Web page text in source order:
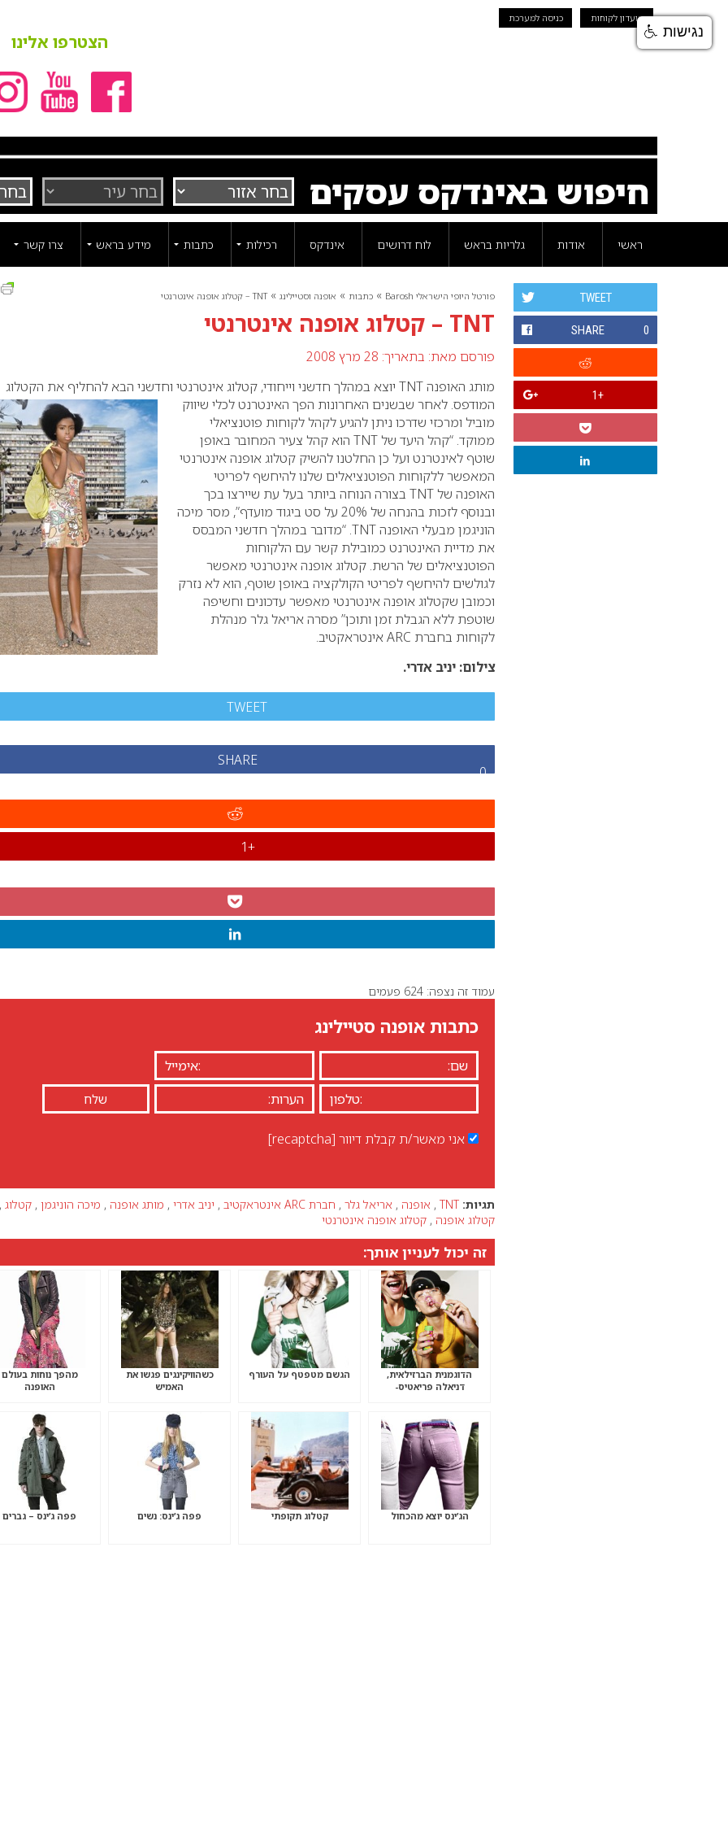
מועדון לקוחות כניסה למערכת
הצטרפו אלינו
חיפוש באינדקס עסקים
ראשי אודות גלריות בראש לוח דרושים אינדקס רכילות כתבות מידע בראש צרו קשר
פורטל היופי הישראלי Barosh » כתבות » אופנה וסטיילינג »TNT – קטלוג אופנה אינטרנטי
TNT – קטלוג אופנה אינטרנטי
פורסם מאת: בתאריך: 28 מרץ 2008
TWEET
SHARE 0
+1 מותג האופנהTNT יוצא במהלך חדשני וייחודי, קטלוג אינטרנטי וחדשני הבא להחליף את הקטלוג
המודפס. לאחר שבשנים האחרונות הפך האינטרנט לכלי שיווק
מוביל ומרכזי שדרכו ניתן להגיע לקהל לקוחות פוטנציאלי
ממוקד. “קהל היעד שלTNT הוא קהל צעיר המחובר באופן
שוטף לאינטרנט ועל כן החלטנו להשיק קטלוג אופנה אינטרנטי
המאפשר ללקוחות הפוטנציאלים שלנו להיחשף לפריטי
האופנה שלTNT בצורה הנוחה ביותר בעל עת שיירצו בכך
ובנוסף לזכות בהנחה של 20% על סט ביגוד מועדף”, מסר מיכה
הוניגמן מבעלי האופנהTNT
. “מדובר במהלך חדשני המבסס
את מדיית האינטרנט כמובילת קשר עם הלקוחות
הפוטנציאלים של הרשת. קטלוג אופנה אינטרנטי מאפשר
לגולשים להיחשף לפריטי הקולקציה באופן שוטף, הוא לא נזרק
וכמובן שקטלוג אופנה אינטרנטי מאפשר עדכונים וחשיפה
שוטפת ללא הגבלת זמן ותוכן” מסרה אריאל גלר מנהלת
לקוחות בחברת ARCאינטראקטיב.
צילום: יניב אדרי.
TWEET
SHARE
0
+1
עמוד זה נצפה: 624 פעמים
כתבות אופנה סטיילינג
אני מאשר/ת קבלת דיוור [recaptcha]
תגיות: TNT
, אופנה , אריאל גלר , חברת ARC אינטראקטיב , יניב אדרי , מותג אופנה , מיכה הוניגמן , קטלוג ,
קטלוג אופנה , קטלוג אופנה אינטרנטי
זה יכול לעניין אותך:
הדוגמנית הברזילאית,
דניאלה פריאטיס-
הגשם מטפטף על העורף
כשהוויקינגים פגשו את
האמיש
מהפך נוחות בעולם
האופנה
הג’ינס יוצא מהכחול קטלוג תקופתי פפה ג’ינס: נשים פפה ג’ינס – גברים
נגישות